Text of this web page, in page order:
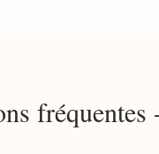
fréquentes